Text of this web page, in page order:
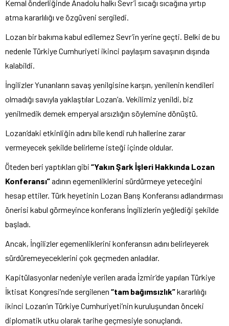
Kemal önderliğinde Anadolu halkı Sevr’i sıcağı sıcağına yırtıp
atma kararlılığı ve özgüveni sergiledi.
Lozan bir bakıma kabul edilemez Sevr’in yerine geçti. Belki de bu
nedenle Türkiye Cumhuriyeti ikinci paylaşım savaşının dışında
kalabildi.
İngilizler Yunanların savaş yenilgisine karşın, yenilenin kendileri
olmadığı savıyla yaklaştılar Lozan’a. Vekilimiz yenildi, biz
yenilmedik demek emperyal arsızlığın söylemine dönüştü.
Lozan’daki etkinliğin adını bile kendi ruh hallerine zarar
vermeyecek şekilde belirleme isteği içinde oldular.
Öteden beri yaptıkları gibi “Yakın Şark İşleri Hakkında Lozan
Konferansı”adının egemenliklerini sürdürmeye yeteceğini
hesap ettiler. Türk heyetinin Lozan Barış Konferansı adlandırması
önerisi kabul görmeyince konferans İngilizlerin yeğlediği şekilde
başladı.
Ancak, İngilizler egemenliklerini konferansın adını belirleyerek
sürdüremeyeceklerini çok geçmeden anladılar.
Kapitülasyonlar nedeniyle verilen arada İzmir’de yapılan Türkiye
İktisat Kongresi’nde sergilenen “tam bağımsızlık”kararlılığı
ikinci Lozan’ın Türkiye Cumhuriyeti’nin kuruluşundan önceki
diplomatik utku olarak tarihe geçmesiyle sonuçlandı.